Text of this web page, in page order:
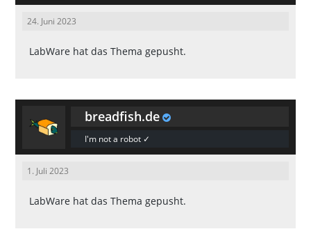
24. Juni 2023
LabWare hat das Thema gepusht.
breadfish.de
I'm not a robot ✓
1. Juli 2023
LabWare hat das Thema gepusht.